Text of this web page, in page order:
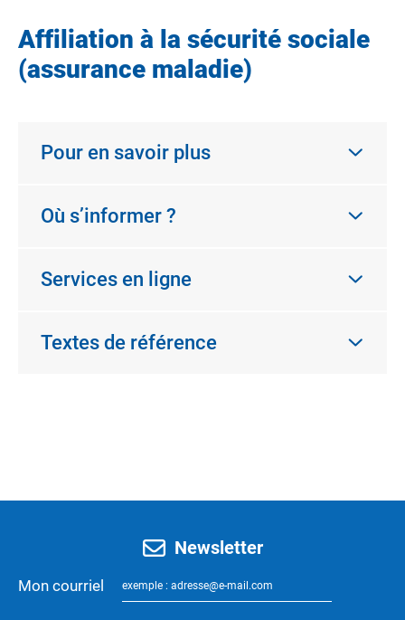
Affiliation à la sécurité sociale
(assurance maladie)
Pour en savoir plus
Où s’informer ?
Services en ligne
Textes de référence
Newsletter
Mon courriel